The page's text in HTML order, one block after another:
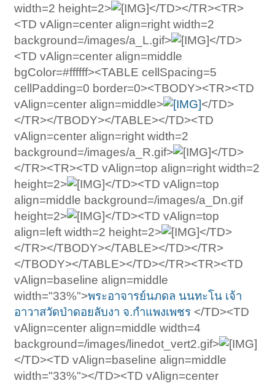
width=2 height=2>
</TD></TR><TR>
<TD vAlign=center align=right width=2
background=/images/a_L.gif>
</TD>
<TD vAlign=center align=middle
bgColor=#ffffff><TABLE cellSpacing=5
cellPadding=0 border=0><TBODY><TR><TD
vAlign=center align=middle>
</TD>
</TR></TBODY></TABLE></TD><TD
vAlign=center align=right width=2
background=/images/a_R.gif>
</TD>
</TR><TR><TD vAlign=top align=right width=2
height=2>
</TD><TD vAlign=top
align=middle background=/images/a_Dn.gif
height=2>
</TD><TD vAlign=top
align=left width=2 height=2>
</TD>
</TR></TBODY></TABLE></TD></TR>
</TBODY></TABLE></TD></TR><TR><TD
vAlign=baseline align=middle
width="33%">พระอาจารย์นภดล นนทะโน เจ้า
อาวาสวัดป่าดอยลับงา จ.กำแพงเพชร </TD><TD
vAlign=center align=middle width=4
background=/images/linedot_vert2.gif>
</TD><TD vAlign=baseline align=middle
width="33%"></TD><TD vAlign=center